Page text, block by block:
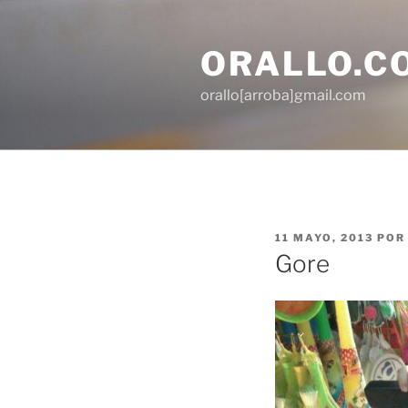
orallo[arroba]gmail.com
PUBLICADO
EL
11 MAYO, 2013 POR
Gore